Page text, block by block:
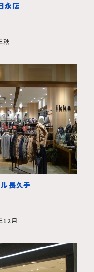
永店
秋
長久手
月